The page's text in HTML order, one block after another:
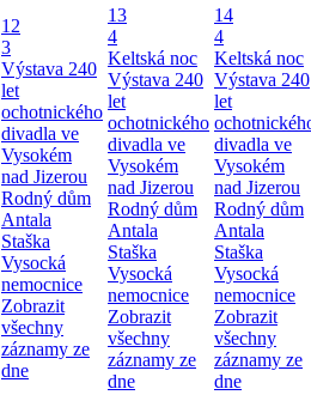
12
3
Výstava 240
let
ochotnického
divadla ve
Vysokém
nad Jizerou
Rodný dům
Antala
Staška
Vysocká
nemocnice
Zobrazit
všechny
záznamy ze
dne
13
4
Keltská noc
Výstava 240
let
ochotnického
divadla ve
Vysokém
nad Jizerou
Rodný dům
Antala
Staška
Vysocká
nemocnice
Zobrazit
všechny
záznamy ze
dne
14
4
Keltská noc
Výstava 240
let
divadla ve
Vysokém
nad Jizerou
Rodný dům
Antala
Staška
Vysocká
nemocnice
Zobrazit
všechny
záznamy ze
dne